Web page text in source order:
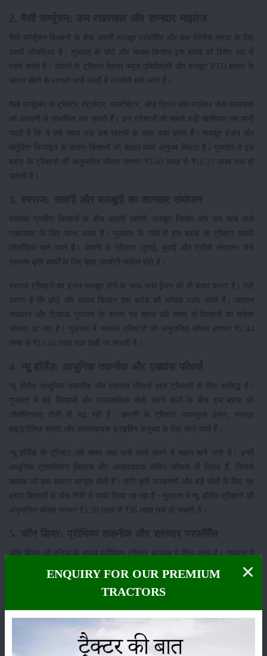
मैसी फर्ग्यूसनकिसानों के बीच अपनी मजबूत परफॉर्मेंस और कम मेंटेनेंस लागत के लिए
काफी लोकप्रिय है। गुजरात के छोटे और मध्यम किसान इस ब्रांड को विशेष रूप से
पसंद करते हैं। कंपनी के ट्रैक्टर बेहतर फ्यूल एफिशिएंसी और मजबूत PTO क्षमता के
कारण खेती के लगभग सभी कार्यों में उपयोगी माने जाते हैं।
मैसी फर्ग्यूसन के ट्रैक्टर रोटावेटर, कल्टीवेटर, सीड ड्रिल और स्प्रेयर जैसे उपकरणों
को आसानी से संचालित कर सकते हैं। इन ट्रैक्टरों की सबसे बड़ी खासियत यह मानी
जाती है कि ये लंबे समय तक कम खराबी के साथ काम करते हैं। मजबूत इंजन और
संतुलित डिजाइन के कारण किसानों को बेहतर कार्य अनुभव मिलता है। गुजरात में इस
ब्रांड के ट्रैक्टरों की अनुमानित कीमत लगभग ₹3.40 लाख से ₹16.27 लाख तक हो
सकती है।
स्वराज ग्रामीण किसानों के बीच अपनी सादगी, मजबूत निर्माण और कम खर्च वाले
रखरखाव के लिए जाना जाता है। गुजरात के गांवों में इस ब्रांड के ट्रैक्टर काफी
लोकप्रिय माने जाते हैं। कंपनी के ट्रैक्टर जुताई, बुवाई और ट्रॉली संचालन जैसे
सामान्य कृषि कार्यों के लिए बेहद उपयोगी साबित होते हैं।
स्वराज ट्रैक्टरों का इंजन मजबूत होने के साथ-साथ ईंधन की भी बचत करता है। यही
कारण है कि छोटे और मध्यम किसान इस ब्रांड को अधिक पसंद करते हैं। आसान
संचालन और टिकाऊ गुणवत्ता के कारण यह ब्रांड लंबे समय से किसानों का भरोसा
जीतता आ रहा है। गुजरात में स्वराज ट्रैक्टरों की अनुमानित कीमत लगभग ₹2.44
लाख से ₹13.45 लाख तक देखी जा सकती है।
न्यू हॉलैंड आधुनिक तकनीक और एडवांस फीचर्स वाले ट्रैक्टरों के लिए प्रसिद्ध है।
गुजरात में बड़े किसानों और व्यावसायिक खेती करने वालों के बीच इस ब्रांड की
लोकप्रियता तेजी से बढ़ रही है। कंपनी के ट्रैक्टर पावरफुल इंजन, मजबूत
हाइड्रोलिक क्षमता और आरामदायक ड्राइविंग अनुभव के लिए जाने जाते हैं।
न्यू हॉलैंड के ट्रैक्टरलंबे समय तक भारी कार्य करने में सक्षम माने जाते हैं। इनमें
आधुनिक ट्रांसमिशन सिस्टम और आरामदायक केबिन फीचर्स भी मिलते हैं, जिससे
चालक को कम थकान महसूस होती है। भारी कृषि उपकरणों और बड़े खेतों के लिए यह
ब्रांड किसानों के बीच तेजी से पसंद किया जा रहा है। गुजरात में न्यू हॉलैंड ट्रैक्टरों की
अनुमानित कीमत लगभग ₹3.50 लाख से ₹36 लाख तक हो सकती है।
जॉन डियरको दुनिया के सबसे प्रीमियम ट्रैक्टर ब्रांड्स में गिना जाता है। गुजरात में
आधुनिक खेती करने वाले किसानों और युवाओं के बीच इसकी मांग लगातार बढ़ रही है।
कंपनी के ट्रैक्टर आधुनिक तकनीक, मजबूत इंजन और शानदार माइलेज के लिए
जॉन डियर के कई मॉडल एडवांस ट्रांसमिशन, स्मार्ट कंट्रोल सिस्टम और बेहतर PTO
क्षमता के साथ आते हैं। ये ट्रैक्टर खेती के कठिन कार्यों को आसान बनाने में मदद करते
हैं। बड़े खेतों और भारी उपकरणों के साथ काम करने वाले किसान इस ब्रांड को विशेष
ENQUIRY FOR OUR PREMIUM
TRACTORS